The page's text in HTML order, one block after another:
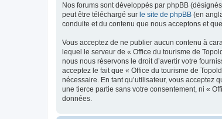
Nos forums sont développés par phpBB
peut être téléchargé sur le site de phpBB (en
conduite et du contenu que nous acceptons et
Vous acceptez de ne publier aucun contenu à
lequel le serveur de « Office du tourisme de
nous nous réservons le droit d’avertir votre
acceptez le fait que « Office du tourisme de
nécessaire. En tant qu’utilisateur, vous acceptez
une tierce partie sans votre consentement, ni «
données.